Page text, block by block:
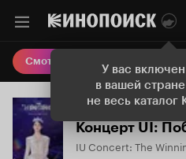
У вас
в вашей
не весь каталог
Смотреть кино
Концерт UI:
IU Concert: The